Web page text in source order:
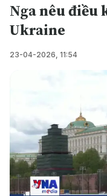
Nga nêu điều
Ukraine
23-04-2026, 11:54